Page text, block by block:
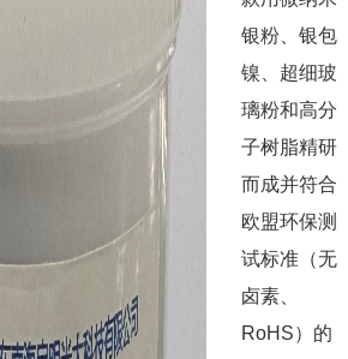
银粉、银包
镍、超细玻
璃粉和高分
子树脂精研
而成并符合
欧盟环保测
试标准（无
卤素、
RoHS）的